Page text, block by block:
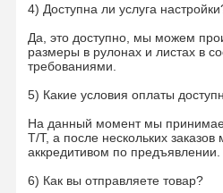
4) Доступна ли услуга
Да, это доступно, мы можем
размеры в рулонах и листах в
требованиями.
5) Какие условия оплаты
На данный момент мы
T/T, а после нескольких
аккредитивом по предъявлении.
6) Как вы отправляете товар?